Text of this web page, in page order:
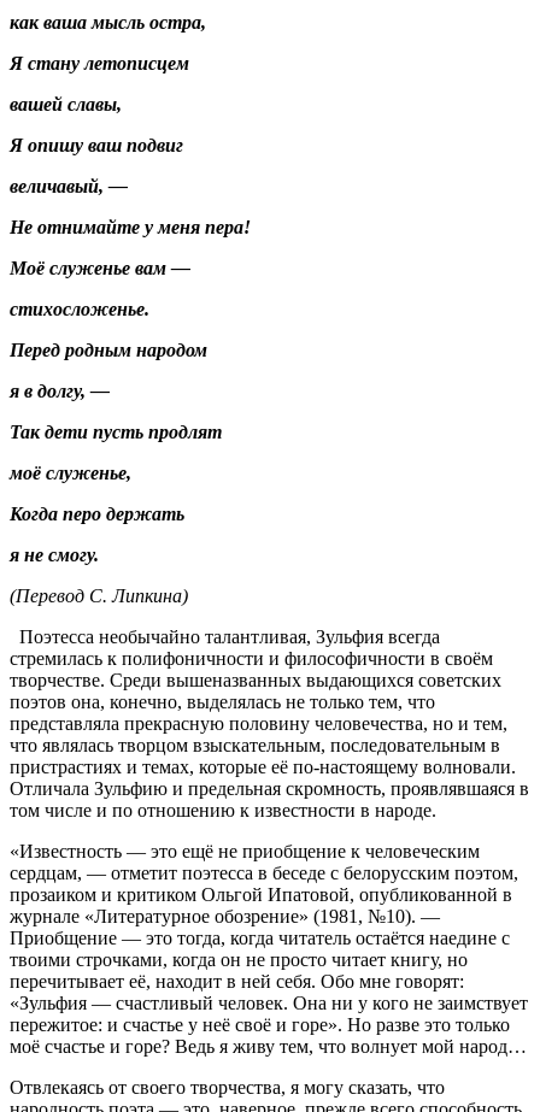
как ваша мысль остра,
Я стану летописцем
вашей славы,
Я опишу ваш подвиг
величавый, —
Не отнимайте у меня пера!
Моё служенье вам —
стихосложенье.
Перед родным народом
я в долгу, —
Так дети пусть продлят
моё служенье,
Когда перо держать
я не смогу.
(Перевод С. Липкина)
Поэтесса необычайно талантливая, Зульфия всегда
стремилась к полифоничности и философичности в своём
творчестве. Среди вышеназванных выдающихся советских
поэтов она, конечно, выделялась не только тем, что
представляла прекрасную половину человечества, но и тем,
что являлась творцом взыскательным, последовательным в
пристрастиях и темах, которые её по-настоящему волновали.
Отличала Зульфию и предельная скромность, проявлявшаяся в
том числе и по отношению к известности в народе.
«Известность — это ещё не приобщение к человеческим
сердцам, — отметит поэтесса в беседе с белорусским поэтом,
прозаиком и критиком Ольгой Ипатовой, опубликованной в
журнале «Литературное обозрение» (1981, №10). —
Приобщение — это тогда, когда читатель остаётся наедине с
твоими строчками, когда он не просто читает книгу, но
перечитывает её, находит в ней себя. Обо мне говорят:
«Зульфия — счастливый человек. Она ни у кого не заимствует
пережитое: и счастье у неё своё и горе». Но разве это только
моё счастье и горе? Ведь я живу тем, что волнует мой народ…
Отвлекаясь от своего творчества, я могу сказать, что